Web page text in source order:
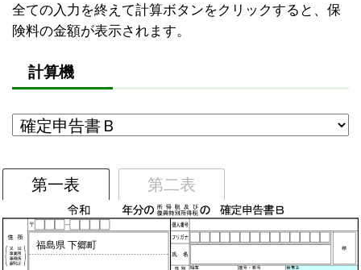
全ての入力を終えて計算ボタンをクリックすると、保
険料の金額が表示されます。
計算機